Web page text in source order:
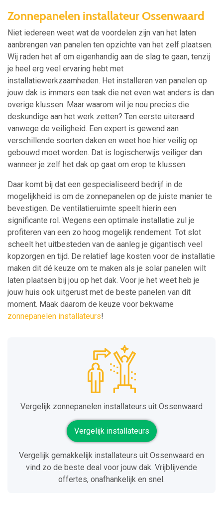
Zonnepanelen installateur Ossenwaard
Niet iedereen weet wat de voordelen zijn van het laten
aanbrengen van panelen ten opzichte van het zelf plaatsen.
Wij raden het af om eigenhandig aan de slag te gaan, tenzij
je heel erg veel ervaring hebt met
installatiewerkzaamheden. Het installeren van panelen op
jouw dak is immers een taak die net even wat anders is dan
overige klussen. Maar waarom wil je nou precies die
deskundige aan het werk zetten? Ten eerste uiteraard
vanwege de veiligheid. Een expert is gewend aan
verschillende soorten daken en weet hoe hier veilig op
gebouwd moet worden. Dat is logischerwijs veiliger dan
wanneer je zelf het dak op gaat om erop te klussen.
Daar komt bij dat een gespecialiseerd bedrijf in de
mogelijkheid is om de zonnepanelen op de juiste manier te
bevestigen. De ventilatieruimte speelt hierin een
significante rol. Wegens een optimale installatie zul je
profiteren van een zo hoog mogelijk rendement. Tot slot
scheelt het uitbesteden van de aanleg je gigantisch veel
kopzorgen en tijd. De relatief lage kosten voor de installatie
maken dit dé keuze om te maken als je solar panelen wilt
laten plaatsen bij jou op het dak. Voor je het weet heb je
jouw huis ook uitgerust met de beste panelen van dit
moment. Maak daarom de keuze voor bekwame
zonnepanelen installateurs!
Vergelijk zonnepanelen installateurs uit Ossenwaard
Vergelijk installateurs
Vergelijk gemakkelijk installateurs uit Ossenwaard en
vind zo de beste deal voor jouw dak. Vrijblijvende
offertes, onafhankelijk en snel.